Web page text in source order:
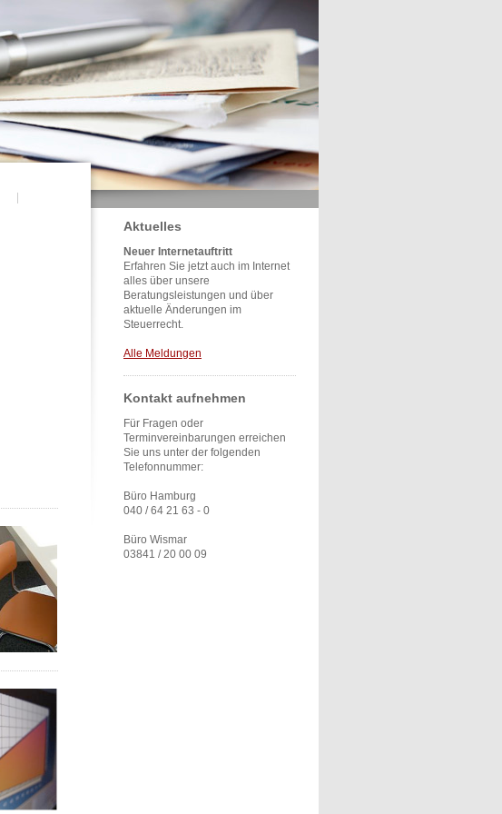
Aktuelles
Neuer Internetauftritt
Erfahren Sie jetzt auch im Internet
alles über unsere
Beratungsleistungen und über
aktuelle Änderungen im
Steuerrecht.
Alle Meldungen
Kontakt aufnehmen
Für Fragen oder
Terminvereinbarungen erreichen
Sie uns unter der folgenden
Telefonnummer:
Büro Hamburg
040 / 64 21 63 - 0
Büro Wismar
03841 / 20 00 09